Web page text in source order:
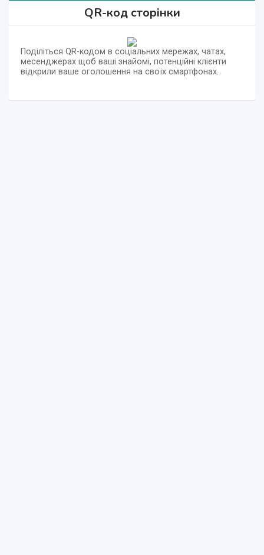
QR-код сторінки
Поділіться QR-кодом в соціальних мережах, чатах,
месенджерах щоб ваші знайомі, потенційні клієнти
відкрили ваше оголошення на своїх смартфонах.